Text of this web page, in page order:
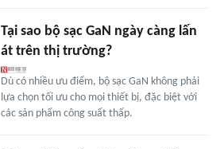
Tại sao bộ sạc GaN ngày càng lấn
át trên thị trường?
Dù có nhiều ưu điểm, bộ sạc GaN không phải
lựa chọn tối ưu cho mọi thiết bị, đặc biệt với
các sản phẩm công suất thấp.